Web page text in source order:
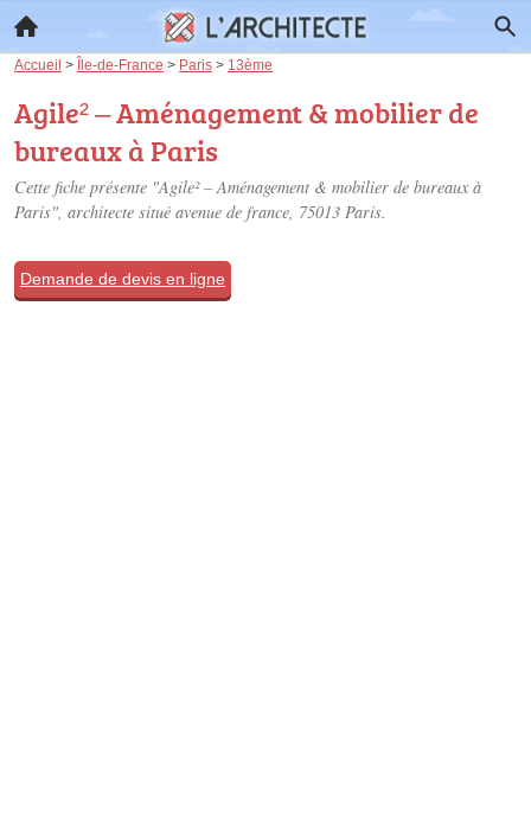
Accueil > Île-de-France > Paris > 13ème
Agile² – Aménagement & mobilier de
bureaux à Paris
Cette fiche présente "Agile² – Aménagement & mobilier de bureaux à
Paris", architecte situé avenue de france, 75013 Paris.
Demande de devis en ligne